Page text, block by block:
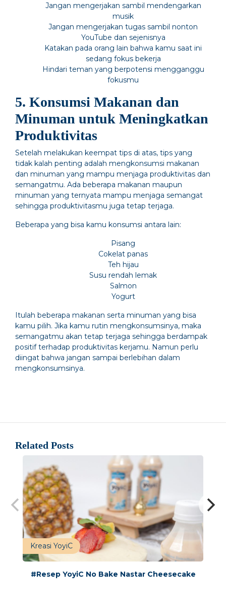
Jangan mengerjakan sambil mendengarkan
musik
Jangan mengerjakan tugas sambil nonton
YouTube dan sejenisnya
Katakan pada orang lain bahwa kamu saat ini
sedang fokus bekerja
Hindari teman yang berpotensi mengganggu
fokusmu
5. Konsumsi Makanan dan
Minuman untuk Meningkatkan
Produktivitas
Setelah melakukan keempat tips di atas, tips yang
tidak kalah penting adalah mengkonsumsi makanan
dan minuman yang mampu menjaga produktivitas dan
semangatmu. Ada beberapa makanan maupun
minuman yang ternyata mampu menjaga semangat
sehingga produktivitasmu juga tetap terjaga.
Beberapa yang bisa kamu konsumsi antara lain:
Pisang
Cokelat panas
Teh hijau
Susu rendah lemak
Salmon
Yogurt
Itulah beberapa makanan serta minuman yang bisa
kamu pilih. Jika kamu rutin mengkonsumsinya, maka
semangatmu akan tetap terjaga sehingga berdampak
positif terhadap produktivitas kerjamu. Namun perlu
diingat bahwa jangan sampai berlebihan dalam
mengkonsumsinya.
Related Posts
Kreasi YoyiC
#Resep YoyiC No Bake Nastar Cheesecake